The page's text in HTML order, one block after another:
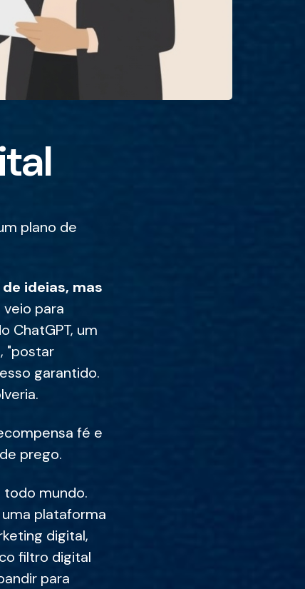
plano de
ideias, mas
veio para
ChatGPT, um
"postar
garantido.
fé e
prego.
todo mundo.
plataforma
digital,
filtro digital
para